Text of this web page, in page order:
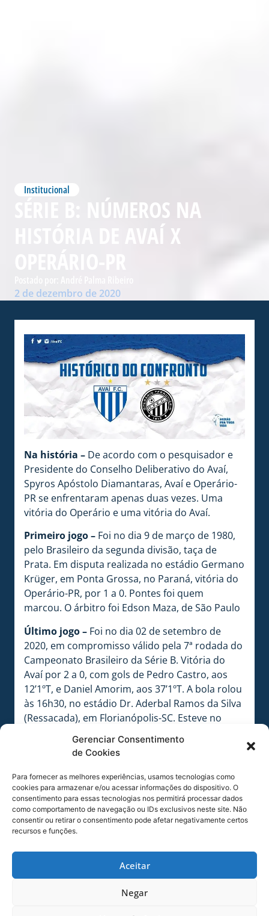
Gerenciar Consentimento
de Cookies
Para fornecer as melhores experiências, usamos tecnologias como
cookies para armazenar e/ou acessar informações do dispositivo. O
consentimento para essas tecnologias nos permitirá processar dados
como comportamento de navegação ou IDs exclusivos neste site. Não
consentir ou retirar o consentimento pode afetar negativamente certos
recursos e funções.
Aceitar
Negar
Institucional
SÉRIE B: NÚMEROS NA
HISTÓRIA DE AVAÍ X
2 de dezembro de 2020
Na história – De acordo com o pesquisador e
Presidente do Conselho Deliberativo do Avaí,
Spyros Apóstolo Diamantaras, Avaí e Operário-
PR se enfrentaram apenas duas vezes. Uma
vitória do Operário e uma vitória do Avaí.
Primeiro jogo – Foi no dia 9 de março de 1980,
pelo Brasileiro da segunda divisão, taça de
Prata. Em disputa realizada no estádio Germano
Krüger, em Ponta Grossa, no Paraná, vitória do
Operário-PR, por 1 a 0. Pontes foi quem
marcou. O árbitro foi Edson Maza, de São Paulo
Último jogo – Foi no dia 02 de setembro de
2020, em compromisso válido pela 7ª rodada do
Campeonato Brasileiro da Série B. Vitória do
Avaí por 2 a 0, com gols de Pedro Castro, aos
12’1ºT, e Daniel Amorim, aos 37’1ºT. A bola rolou
às 16h30, no estádio Dr. Aderbal Ramos da Silva
(Ressacada), em Florianópolis-SC. Esteve no
apito o árbitro Douglas Schwengber da Silva,
auxiliado por André da Silva Bitencourt e
por Mauricio Coelho Silva Penna. O quarto
árbitro foi Fernando Henrique de Medeiros
Miranda.
Próximo confronto –Será no dia 03 de
dezembro de 2020, em compromisso válido pela
Kruger, em Ponta Grossa, no Paraná. A partida
será auxiliado por Evandro de Melo Lima e por